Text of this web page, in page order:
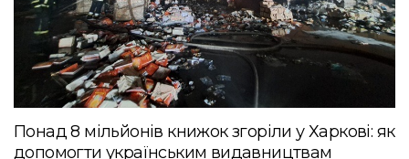
Понад 8 мільйонів книжок згоріли у Харкові: як
допомогти українським видавництвам